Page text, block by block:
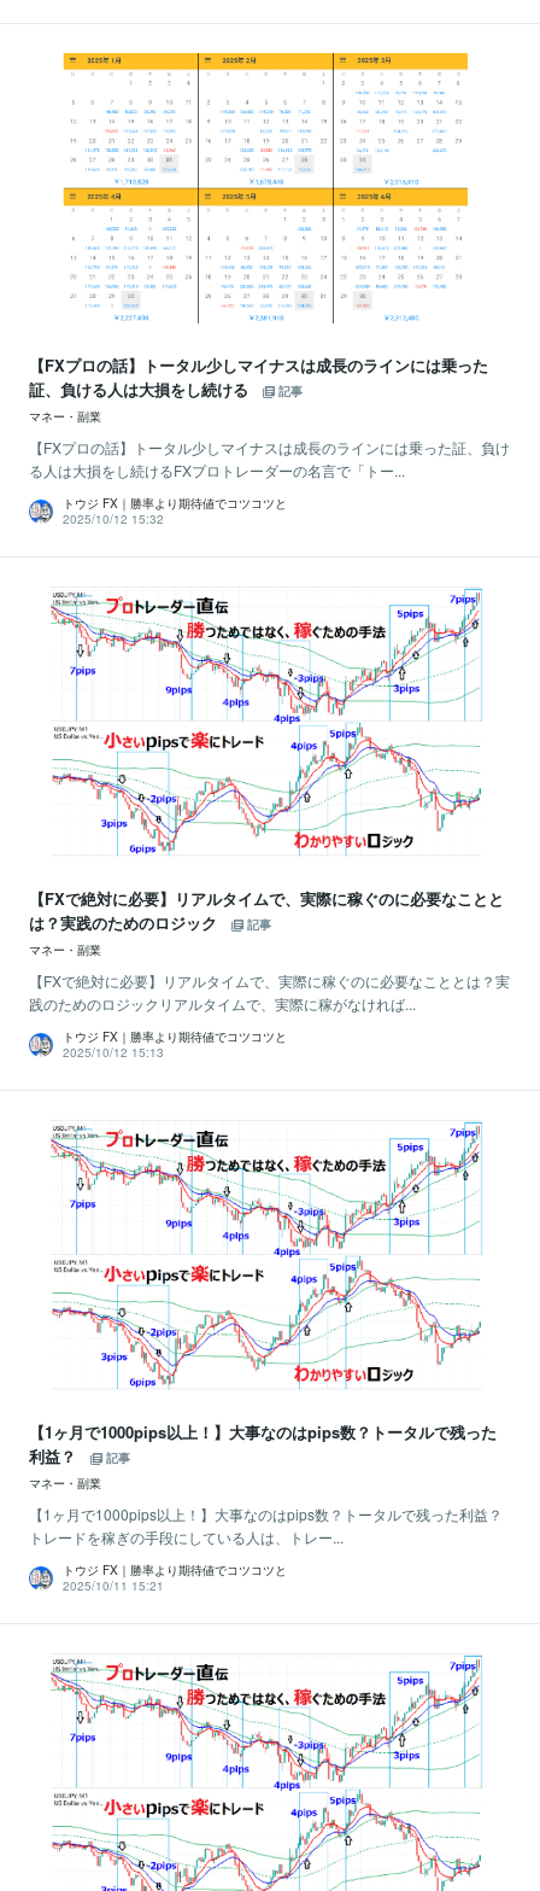
【FXプロの話】トータル少しマイナスは成長のラインには乗った
証、負ける人は大損をし続ける
記事
マネー・副業
【FXプロの話】トータル少しマイナスは成長のラインには乗った証、負け
る人は大損をし続けるFXプロトレーダーの名言で「トー...
トウジ FX｜勝率より期待値でコツコツと
2025/10/12 15:32
【FXで絶対に必要】リアルタイムで、実際に稼ぐのに必要なことと
は？実践のためのロジック
記事
マネー・副業
【FXで絶対に必要】リアルタイムで、実際に稼ぐのに必要なこととは？実
践のためのロジックリアルタイムで、実際に稼がなければ...
トウジ FX｜勝率より期待値でコツコツと
2025/10/12 15:13
【1ヶ月で1000pips以上！】大事なのはpips数？トータルで残った
利益？
記事
マネー・副業
【1ヶ月で1000pips以上！】大事なのはpips数？トータルで残った利益？
トレードを稼ぎの手段にしている人は、トレー...
トウジ FX｜勝率より期待値でコツコツと
2025/10/11 15:21